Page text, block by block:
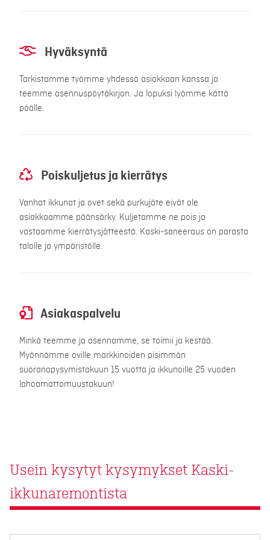
Hyväksyntä
Tarkistamme työmme yhdessä asiakkaan kanssa ja
teemme asennuspöytäkirjan. Ja lopuksi lyömme kättä
päälle.
Poiskuljetus ja kierrätys
Vanhat ikkunat ja ovet sekä purkujäte eivät ole
asiakkaamme päänsärky. Kuljetamme ne pois ja
vastaamme kierrätysjätteestä. Kaski-saneeraus on parasta
talolle ja ympäristölle.
Asiakaspalvelu
Minkä teemme ja asennamme, se toimii ja kestää.
Myönnämme oville markkinoiden pisimmän
suoranapysymistakuun 15 vuotta ja ikkunoille 25 vuoden
lahoamattomuustakuun!
Usein kysytyt kysymykset Kaski-
ikkunaremontista